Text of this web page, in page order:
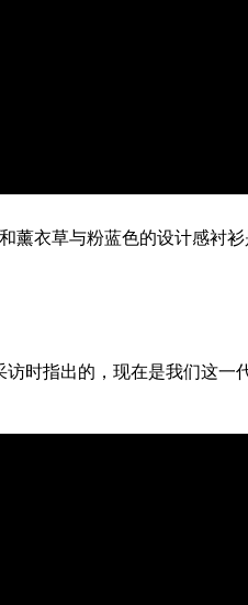
和薰衣草与粉蓝色的设计感衬
时指出的，现在是我们这